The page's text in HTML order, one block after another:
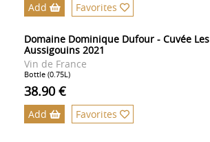
Add Favorites
Domaine Dominique Dufour - Cuvée Les
Aussigouins 2021
Vin de France
Bottle (0.75L)
38.90 €
Add Favorites